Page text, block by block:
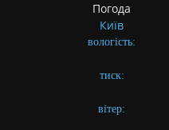
Погода
Київ
вологість:
тиск:
вітер: